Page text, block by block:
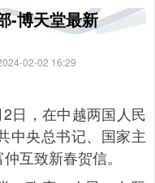
-博天堂最新
02-02 16:29
，在中越两国人民
中央总书记、国家主
互致新春贺信。